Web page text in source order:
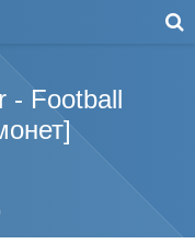
- Football